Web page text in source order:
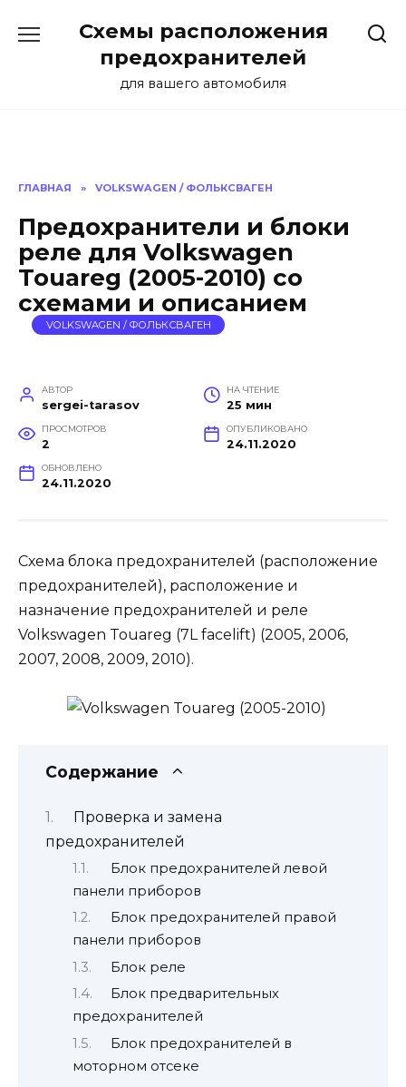
Схемы расположения
предохранителей
для вашего автомобиля
ГЛАВНАЯ » VOLKSWAGEN / ФОЛЬКСВАГЕН
Предохранители и блоки
реле для Volkswagen
Touareg (2005-2010) со
схемами и описанием
VOLKSWAGEN / ФОЛЬКСВАГЕН
АВТОР
sergei-tarasov
НА ЧТЕНИЕ
25 мин
ПРОСМОТРОВ
2
ОПУБЛИКОВАНО
24.11.2020
ОБНОВЛЕНО
24.11.2020
Схема блока предохранителей (расположение
предохранителей), расположение и
назначение предохранителей и реле
Volkswagen Touareg (7L facelift) (2005, 2006,
2007, 2008, 2009, 2010).
Содержание
Проверка и замена
предохранителей
Блок предохранителей левой
панели приборов
Блок предохранителей правой
панели приборов
Блок реле
Блок предварительных
предохранителей
Блок предохранителей в
моторном отсеке